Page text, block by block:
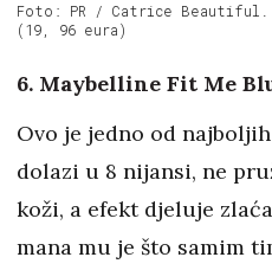
Foto: PR / Catrice Beautiful.
(19, 96 eura)
6. Maybelline Fit Me
Ovo je jedno od
dolazi u 8 nijansi, ne
koži, a efekt djeluje
mana mu je što samim